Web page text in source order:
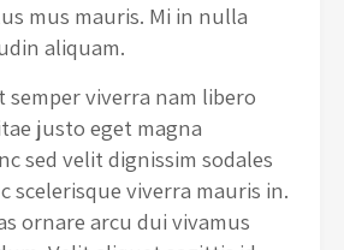
mus mauris. Mi in nulla
aliquam.
semper viverra nam libero
justo eget magna
sed velit dignissim sodales
scelerisque viverra mauris in.
ornare arcu dui vivamus